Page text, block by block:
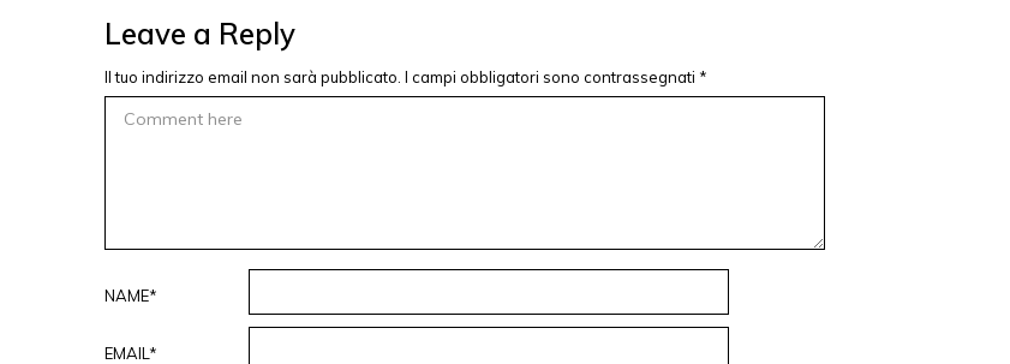
Leave a Reply
Il tuo indirizzo email non sarà pubblicato. I campi obbligatori sono contrassegnati *
NAME*
EMAIL*